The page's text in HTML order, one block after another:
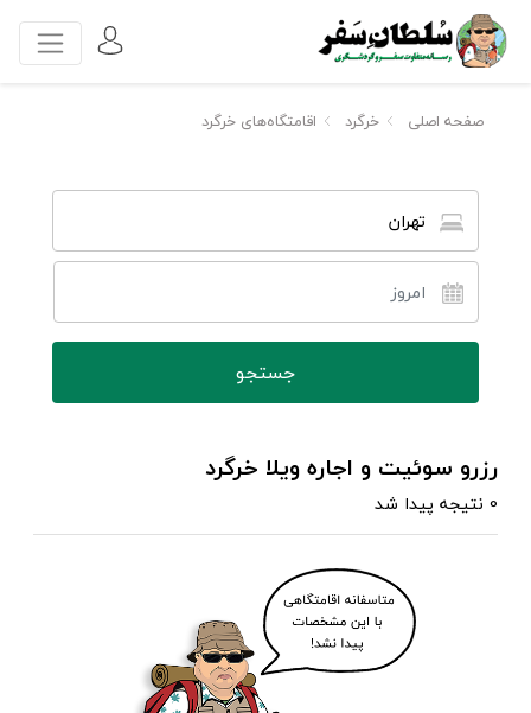
صفحه اصلی خرگرد اقامتگاه‌های خرگرد
تهران
رزرو سوئیت و اجاره ویلا خرگرد
0 نتیجه پیدا شد